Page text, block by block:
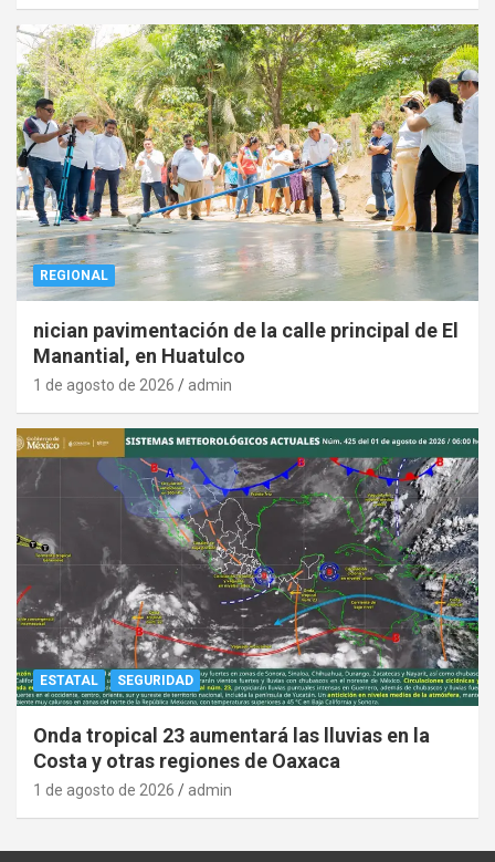
REGIONAL
nician pavimentación de la calle principal de El
Manantial, en Huatulco
1 de agosto de 2026 admin
ESTATAL SEGURIDAD
Onda tropical 23 aumentará las lluvias en la
Costa y otras regiones de Oaxaca
1 de agosto de 2026 admin